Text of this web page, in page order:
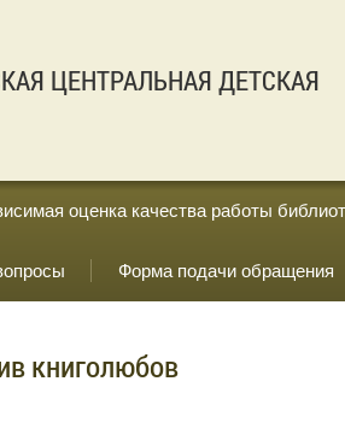
ЦЕНТРАЛЬНАЯ ДЕТСКАЯ
оценка качества работы
Форма подачи обращения
книголюбов